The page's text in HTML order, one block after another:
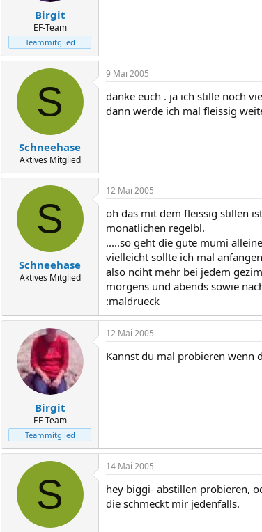
Birgit
EF-Team
Teammitglied
S
Schneehase
Aktives Mitglied
9 Mai 2005
danke euch . ja ich stille noch
dann werde ich mal fleissig
S
Schneehase
Aktives Mitglied
12 Mai 2005
oh das mit dem fleissig stillen
monatlichen regelbl.
.....so geht die gute mumi
vielleicht sollte ich mal
also nciht mehr bei jedem
morgens und abends sowie
:maldrueck
Birgit
EF-Team
Teammitglied
12 Mai 2005
Kannst du mal probieren wenn
S
14 Mai 2005
hey biggi- abstillen probieren,
die schmeckt mir jedenfalls.